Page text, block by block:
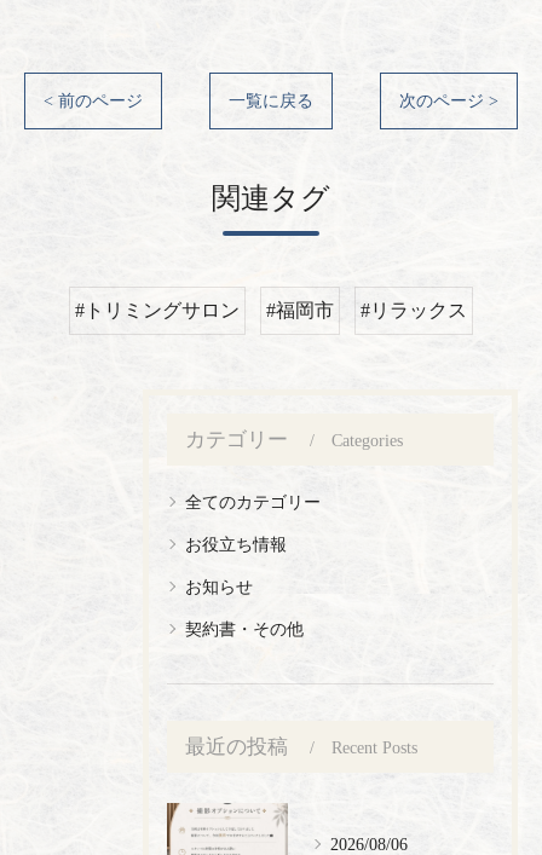
< 前のページ 一覧に戻る 次のページ >
関連タグ
#トリミングサロン #福岡市 #リラックス
カテゴリー Categories
全てのカテゴリー
お役立ち情報
お知らせ
契約書・その他
最近の投稿 Recent Posts
2026/08/06